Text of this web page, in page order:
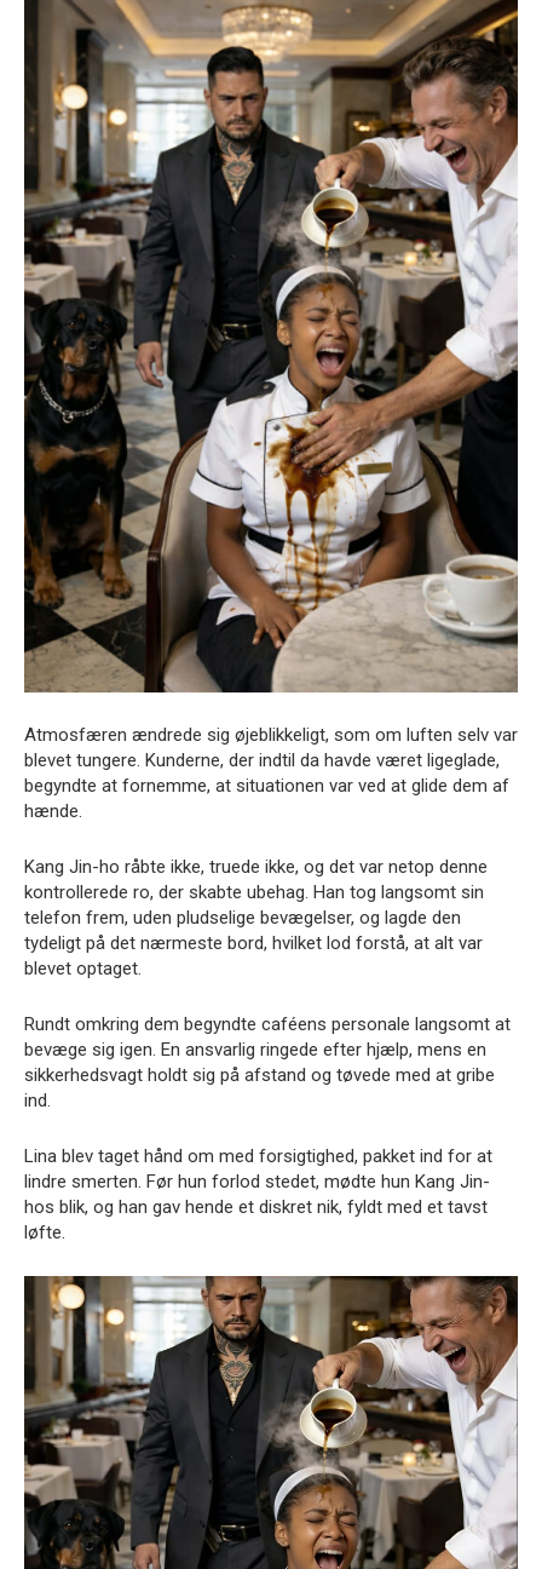
Atmosfæren ændrede sig øjeblikkeligt, som om luften selv var
blevet tungere. Kunderne, der indtil da havde været ligeglade,
begyndte at fornemme, at situationen var ved at glide dem af
hænde.
Kang Jin-ho råbte ikke, truede ikke, og det var netop denne
kontrollerede ro, der skabte ubehag. Han tog langsomt sin
telefon frem, uden pludselige bevægelser, og lagde den
tydeligt på det nærmeste bord, hvilket lod forstå, at alt var
blevet optaget.
Rundt omkring dem begyndte caféens personale langsomt at
bevæge sig igen. En ansvarlig ringede efter hjælp, mens en
sikkerhedsvagt holdt sig på afstand og tøvede med at gribe
ind.
Lina blev taget hånd om med forsigtighed, pakket ind for at
lindre smerten. Før hun forlod stedet, mødte hun Kang Jin-
hos blik, og han gav hende et diskret nik, fyldt med et tavst
løfte.